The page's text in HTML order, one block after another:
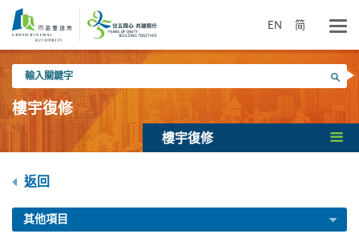
內
EN 简
入
關
鍵
搜尋
樓宇復修
樓宇復修
返回
其他項目